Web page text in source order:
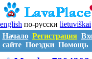
english по-русски lietuviškai
Начало Регистрация
сайте Поездки Помощь